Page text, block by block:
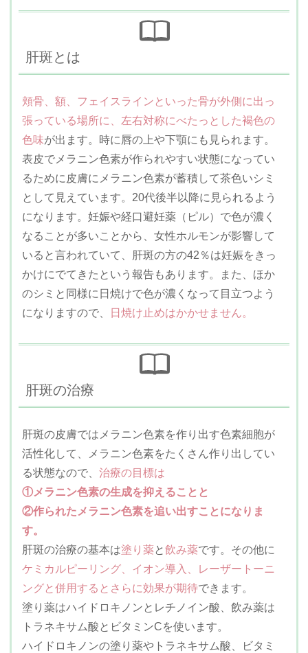
肝斑とは
頬骨、額、フェイスラインといった骨が外側に出っ
張っている場所に、左右対称にべたっとした褐色の
色味が出ます。時に唇の上や下顎にも見られます。
表皮でメラニン色素が作られやすい状態になってい
るために皮膚にメラニン色素が蓄積して茶色いシミ
として見えています。20代後半以降に見られるよう
になります。妊娠や経口避妊薬（ピル）で色が濃く
なることが多いことから、女性ホルモンが影響して
いると言われていて、肝斑の方の42％は妊娠をきっ
かけにでてきたという報告もあります。また、ほか
のシミと同様に日焼けで色が濃くなって目立つよう
になりますので、
日焼け止めはかかせません。
肝斑の治療
肝斑の皮膚ではメラニン色素を作り出す色素細胞が
活性化して、メラニン色素をたくさん作り出してい
る状態なので、治療の目標は
①メラニン色素の生成を抑えることと
②作られたメラニン色素を追い出すことになりま
す。
肝斑の治療の基本は塗り薬と飲み薬です。その他に
ケミカルピーリング、イオン導入、レーザートーニ
ングと併用するとさらに効果が期待できます。
塗り薬はハイドロキノンとレチノイン酸、飲み薬は
トラネキサム酸とビタミンCを使います。
ハイドロキノンの塗り薬やトラネキサム酸、ビタミ